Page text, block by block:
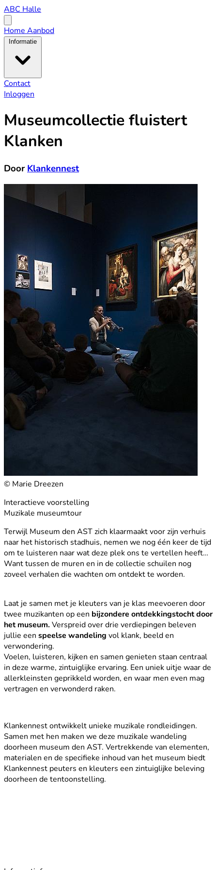
ABC
Halle
ABC Halle
menu
Home Aanbod
Informatie
Contact
Inloggen
Museumcollectie fluistert
Klanken
DoorKlankennest
© Marie Dreezen
Interactieve voorstelling
Muzikale museumtour
Terwijl Museum den AST zich klaarmaakt voor zijn verhuis
naar het historisch stadhuis, nemen we nog één keer de tijd
om te luisteren naar wat deze plek ons te vertellen heeft…
Want tussen de muren en in de collectie schuilen nog
zoveel verhalen die wachten om ontdekt te worden.
Laat je samen met je kleuters van je klas meevoeren door
twee muzikanten op een bijzondere ontdekkingstocht door
het museum.Verspreid over drie verdiepingen beleven
jullie een speelse wandeling vol klank, beeld en
verwondering.
Voelen, luisteren, kijken en samen genieten staan centraal
in deze warme, zintuiglijke ervaring. Een uniek uitje waar de
allerkleinsten geprikkeld worden, en waar men even mag
vertragen en verwonderd raken.
Klankennest ontwikkelt unieke muzikale rondleidingen.
Samen met hen maken we deze muzikale wandeling
doorheen museum den AST. Vertrekkende van elementen,
materialen en de specifieke inhoud van het museum biedt
Klankennest peuters en kleuters een zintuiglijke beleving
doorheen de tentoonstelling.